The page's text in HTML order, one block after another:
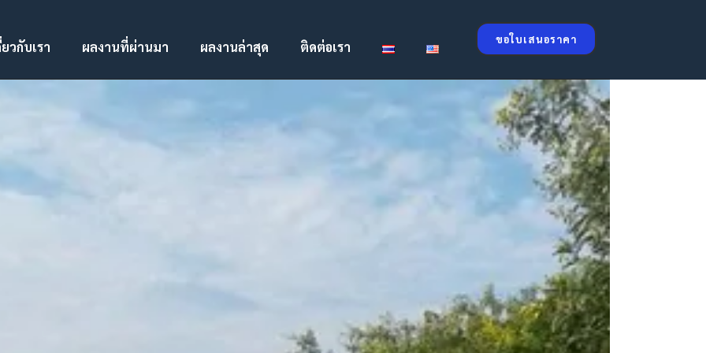
ขอใบเสนอราคา
ยวกับเรา ผลงานที่ผ่านมา ผลงานล่าสุด ติดต่อเรา